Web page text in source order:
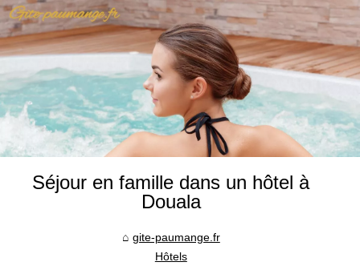
Séjour en famille dans un hôtel à
Douala
gite-paumange.fr
Hôtels